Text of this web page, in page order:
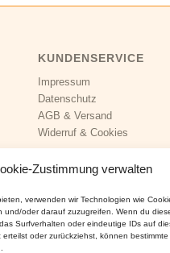
Zustimmung verwalten
verwenden wir Technologien wie
und/oder darauf zuzugreifen. Wenn du
Surfverhalten oder eindeutige IDs auf
oder zurückziehst, können bestimmte
KUNDENSERVICE
Impressum
Datenschutz
AGB & Versand
Widerruf& Cookies